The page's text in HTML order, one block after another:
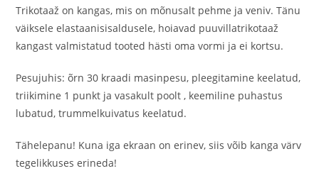
Trikotaaž on kangas, mis on mõnusalt pehme ja veniv. Tänu
väiksele elastaanisisaldusele, hoiavad puuvillatrikotaaž
kangast valmistatud tooted hästi oma vormi ja ei kortsu.
Pesujuhis: õrn 30 kraadi masinpesu, pleegitamine keelatud,
triikimine 1 punkt ja vasakult poolt , keemiline puhastus
lubatud, trummelkuivatus keelatud.
Tähelepanu! Kuna iga ekraan on erinev, siis võib kanga värv
tegelikkuses erineda!